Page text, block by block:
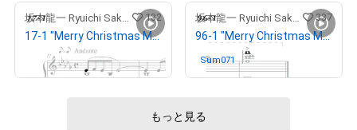
坂本龍一 Ryuichi Sakamoto 132
17-1 "Merry Christmas Mr. Lawrence" Ryuichi Sakamoto 坂本 龍一
出庫済
坂本龍一 Ryuichi Sakamoto 337
96-1 "Merry Christmas Mr. Lawrence" Ryuichi Sakamoto 坂本 龍一
Sum071さんが保有中
もっと見る